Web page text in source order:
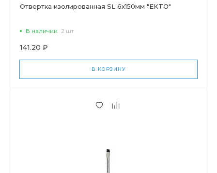
Отвертка изолированная SL 6х150мм "EKTO"
В наличии 2 шт
141.20 ₽
В КОРЗИНУ